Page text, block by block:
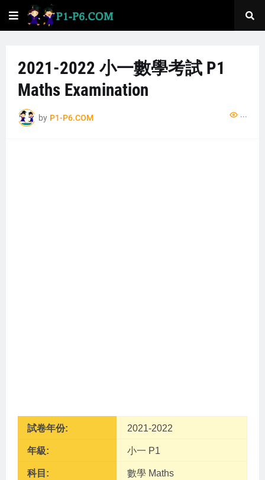
2021-2022 小一數學考試 P1
Maths Examination
by P1-P6.COM ...
試卷年份: 2021-2022
年級: 小一 P1
科目: 數學 Maths